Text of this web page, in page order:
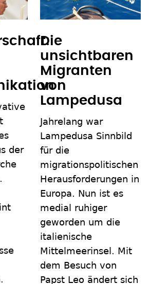
der
Die
unsichtbaren
Migranten
von
Lampedusa
Jahrelang war
Lampedusa Sinnbild
für die
migrationspolitischen
Herausforderungen in
Europa. Nun ist es
medial ruhiger
geworden um die
italienische
Mittelmeerinsel. Mit
dem Besuch von
Papst Leo ändert sich